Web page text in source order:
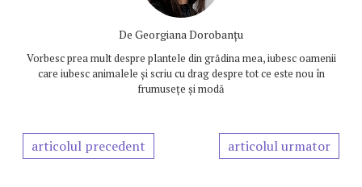
De Georgiana Dorobanțu
Vorbesc prea mult despre plantele din grădina mea, iubesc oamenii
care iubesc animalele și scriu cu drag despre tot ce este nou în
frumusețe și modă
articolul precedent articolul urmator